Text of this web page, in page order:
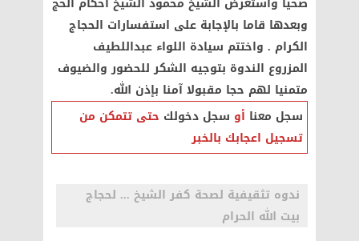
وبعدها قاما بالإجابة على استفسارات الحجاج
الكرام . واختتم سيادة اللواء عبداللطيف
المزروع الندوة بتوجيه الشكر للحضور والضيوف
متمنيا لهم حجا مقبولا آمنا بإذن الله.
سجل معنا أو سجل دخولك حتى تتمكن من
تسجيل اعجابك بالخبر
ندوه تثقيفية لصحة كفر الشيخ ... لحجاج
بيت الله الحرام